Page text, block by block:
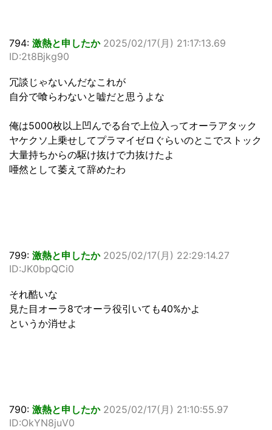
794: 激熱と申したか 2025/02/17(月) 21:17:13.69
ID:2t8Bjkg90
冗談じゃないんだなこれが
自分で喰らわないと嘘だと思うよな
俺は5000枚以上凹んでる台で上位入ってオーラアタック
ヤケクソ上乗せしてプラマイゼロぐらいのとこでストック
大量持ちからの駆け抜けで力抜けたよ
唖然として萎えて辞めたわ
799: 激熱と申したか 2025/02/17(月) 22:29:14.27
ID:JK0bpQCi0
それ酷いな
見た目オーラ8でオーラ役引いても40%かよ
というか消せよ
790: 激熱と申したか 2025/02/17(月) 21:10:55.97
ID:OkYN8juV0